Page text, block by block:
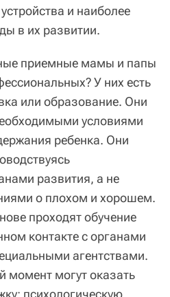
и наиболее
в их развитии.
приемные мамы и папы
У них есть
или образование. Они
условиями
ребенка. Они
развития, а не
о плохом и хорошем.
проходят обучение
контакте с органами
агентствами.
момент могут оказать